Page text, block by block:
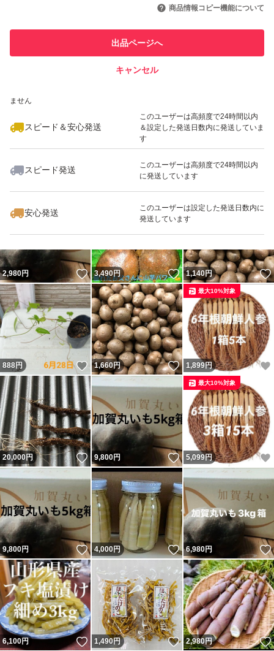
引を完了させた実績があります
での取引実績があります
ません
スピード＆安心発送
このユーザーは高頻度で24時間以内
＆設定した発送日数内に発送していま
す
スピード発送
このユーザーは高頻度で24時間以内
に発送しています
安心発送
このユーザーは設定した発送日数内に
発送しています
商品情報コピー機能について
出品ページへ
キャンセル
いいね！
3,250
2,980円 いいね！
3,490円 いいね！
1,140円
888円 いいね！
1,660円 いいね！
1,899円
最大10%対象
20,000円 いいね！
9,800円 いいね！
5,099円
最大10%対象
9,800円 いいね！
4,000円 いいね！
6,980円
6,100円 いいね！
1,490円 いいね！
2,980円